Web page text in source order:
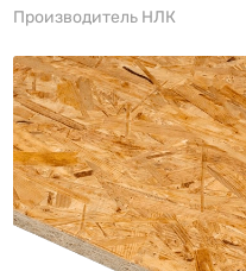
Производитель НЛК